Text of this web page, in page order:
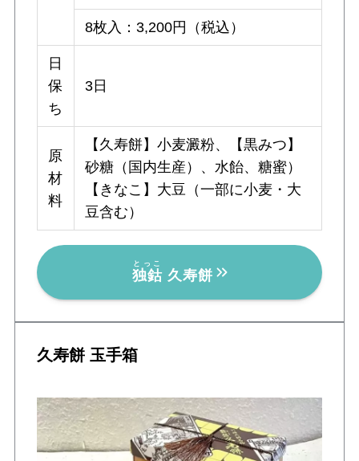
8枚入：3,200円（税込）
日
保
ち
3日
原
材
料
【久寿餅】小麦澱粉、【黒みつ】
砂糖（国内生産）、水飴、糖蜜）
【きなこ】大豆（一部に小麦・大
豆含む）
独鈷
とっこ
久寿餅
久寿餅 玉手箱